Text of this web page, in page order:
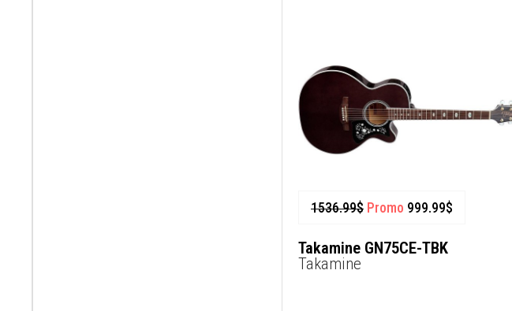
1536.99$ Promo 999.99$
Takamine GN75CE-TBK
Takamine